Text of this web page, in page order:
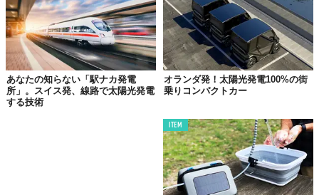
生成した電力は、付属のSolarGapsドックを通して使えます。使
わない分はバッテリーに保存することも可能ですし、もちろん電
こうして電力をやりくりすることで、電気代を最大で70％も節約
あなたの知らない「駅ナカ発電
所」。スイス発、線路で太陽光発電
する技術
オランダ発！太陽光発電100%の街
乗りコンパクトカー
ITEM